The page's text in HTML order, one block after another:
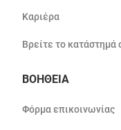
Καριέρα
Βρείτε το κατάστημά
ΒΟΗΘΕΙΑ
Φόρμα επικοινωνίας